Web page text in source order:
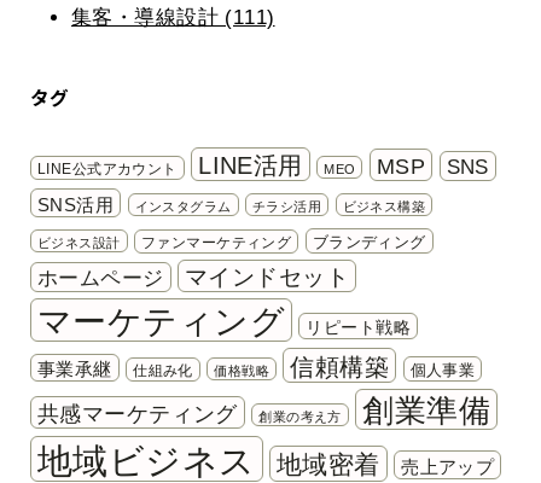
集客・導線設計 (111)
タグ
LINE公式アカウント LINE活用 MEO MSP SNS
SNS活用 インスタグラム チラシ活用 ビジネス構築
ビジネス設計 ファンマーケティング ブランディング
ホームページ マインドセット
マーケティング リピート戦略
事業承継 仕組み化 価格戦略 信頼構築 個人事業
共感マーケティング 創業の考え方 創業準備
地域ビジネス 地域密着 売上アップ